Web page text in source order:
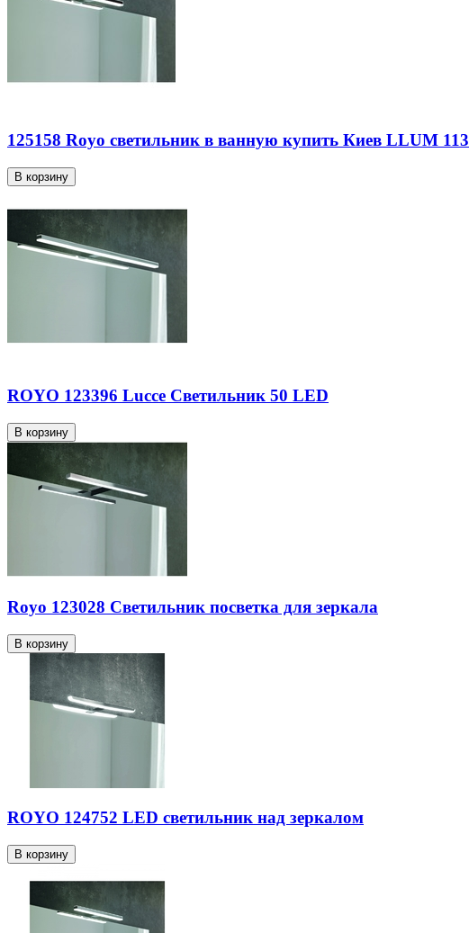
125158 Royo светильник в ванную купить Киев LLUM 113
ROYO 123396 Lucce Светильник 50 LED
Royo 123028 Светильник посветка для зеркала
ROYO 124752 LED светильник над зеркалом